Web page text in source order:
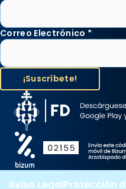
Correo Electrónico *
Aviso LegalProtección